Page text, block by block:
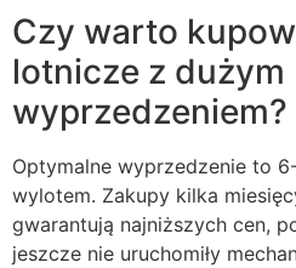
Czy warto
lotnicze z dużym
wyprzedzeniem?
Optymalne wyprzedzenie to
wylotem. Zakupy kilka
gwarantują najniższych cen,
jeszcze nie uruchomiły